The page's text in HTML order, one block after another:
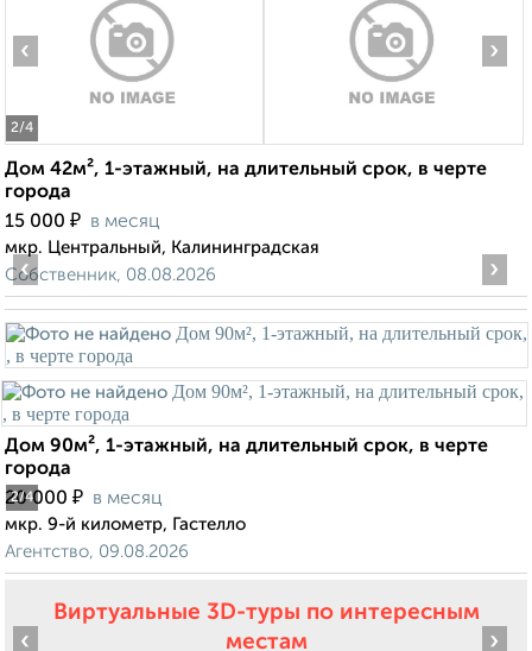
2/4
‹ ›
Дом 42м², 1-этажный, на длительный срок, в черте
города
15 000 ₽ в месяц
мкр. Центральный, Калининградская
Собственник, 08.08.2026
2/4
‹ ›
Дом 90м², 1-этажный, на длительный срок, в черте
города
20 000 ₽ в месяц
мкр. 9-й километр, Гастелло
Агентство, 09.08.2026
Виртуальные 3D-туры по интересным
местам
‹ ›